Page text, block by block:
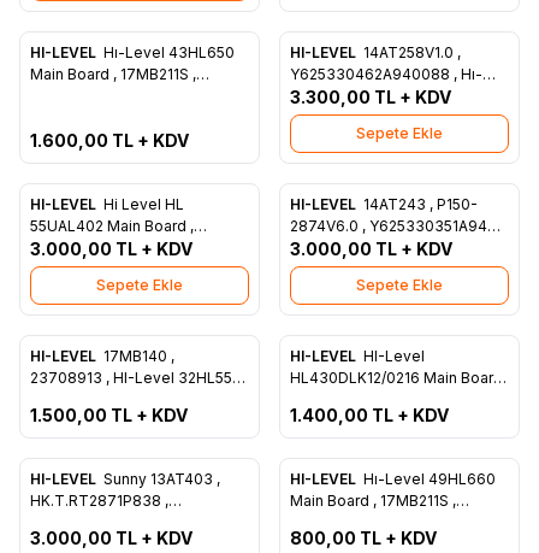
Favorilere Ekle
HI-LEVEL Hı-Level 43HL650
Main Board , 17MB211S ,
1.600,00 TL + KDV
Favorilere Ekle
HI-LEVEL 14AT258V1.0 ,
Y625330462A940088 , Hı-
Level HL43DMN540-0276 ,
Main Borad , LC430DUQ-SKA3
3.300,00 TL + KDV
Sepete Ekle
Favorilere Ekle
HI-LEVEL Hi Level HL
55UAL402 Main Board ,
13AT202 , 13AT202 V1 ,
LC550EQQ- SMA4
3.000,00 TL + KDV
Sepete Ekle
Favorilere Ekle
HI-LEVEL 14AT243 , P150-
2874V6.0 , Y625330351A940 ,
Hı-Level HL 55FIL243-0246 ,
Main Board , PT550GS01-3-
3.000,00 TL + KDV
Sepete Ekle
Favorilere Ekle
HI-LEVEL 17MB140 ,
23708913 , HI-Level 32HL555 ,
2D-N22
1.500,00 TL + KDV
Favorilere Ekle
Tükendi
HI-LEVEL HI-Level
HL430DLK12/0216 Main Board
Y625330291A940166 ,
PT430CT03-14
1.400,00 TL + KDV
Favorilere Ekle
HI-LEVEL Sunny 13AT403 ,
HK.T.RT2871P838 ,
HL49FIL403-TNR , Main Board
3.000,00 TL + KDV
Favorilere Ekle
Tükendi
HI-LEVEL Hı-Level 49HL660
Main Board , 17MB211S ,
N13
800,00 TL + KDV